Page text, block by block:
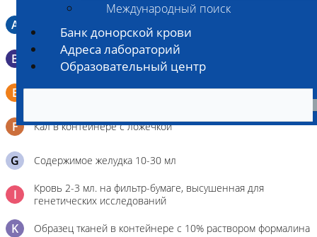
Международный поиск
Банк донорской крови
Адреса лабораторий
Образовательный центр
A Мазок в пробирку со средой Кери-Блера
B Мазок в пробирку со средой Эймса (Стюарта)
E
Смывы со слизистых в пробирку Эппендорфа (с
F Кал в контейнере с ложечкой
G Содержимое желудка 10-30 мл
I
Кровь 2-3 мл. на фильтр-бумаге, высушенная для
генетических исследований
K Образец тканей в контейнере с 10% раствором формалина